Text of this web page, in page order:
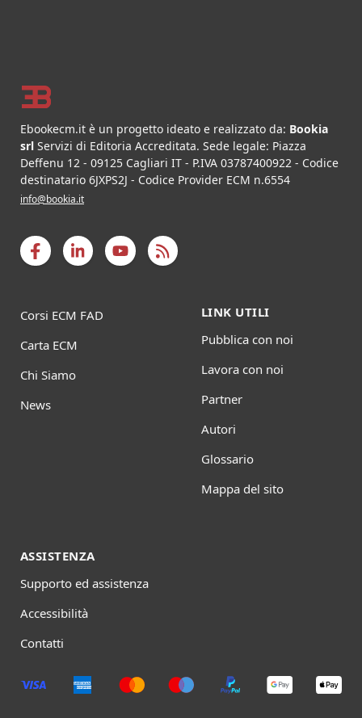
Ebookecm.it è un progetto ideato e realizzato da: Bookia
srl Servizi di Editoria Accreditata. Sede legale: Piazza
Deffenu 12 - 09125 Cagliari IT - P.IVA 03787400922 - Codice
destinatario 6JXPS2J - Codice Provider ECM n.6554
info@bookia.it
Corsi ECM FAD
Carta ECM
Chi Siamo
News
LINK UTILI
Pubblica con noi
Lavora con noi
Partner
Autori
Glossario
Mappa del sito
ASSISTENZA
Supporto ed assistenza
Accessibilità
Contatti